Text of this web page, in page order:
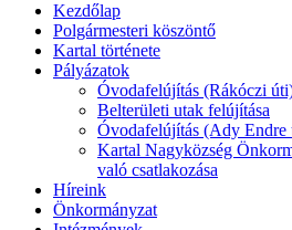
Kezdőlap
Polgármesteri köszöntő
Kartal története
Pályázatok
Óvodafelújítás (Rákóczi
Belterületi utak felújítása
Óvodafelújítás (Ady Endre
Kartal Nagyközség
való csatlakozása
Híreink
Önkormányzat